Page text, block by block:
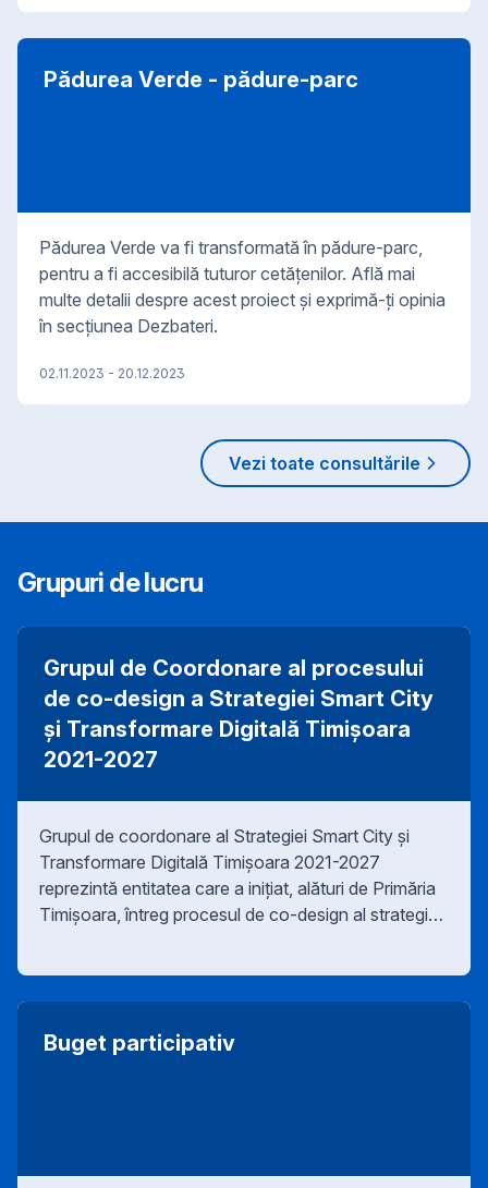
asociate.https://www.primariatm.ro/proiecte-
hcl/1006b31c-7aa5-4ec4-84ef-b113d18857d2
Pădurea Verde - pădure-parc
Pădurea Verde va fi transformată în pădure-parc,
pentru a fi accesibilă tuturor cetățenilor. Află mai
multe detalii despre acest proiect și exprimă-ți opinia
în secțiunea Dezbateri.
02.11.2023 - 20.12.2023
Vezi toate consultările
Grupuri de lucru
Grupul de Coordonare al procesului
de co-design a Strategiei Smart City
și Transformare Digitală Timișoara
2021-2027
Grupul de coordonare al Strategiei Smart City și
Transformare Digitală Timișoara 2021-2027
reprezintă entitatea care a inițiat, alături de Primăria
Timișoara, întreg procesul de co-design al strategiei.
Buget participativ